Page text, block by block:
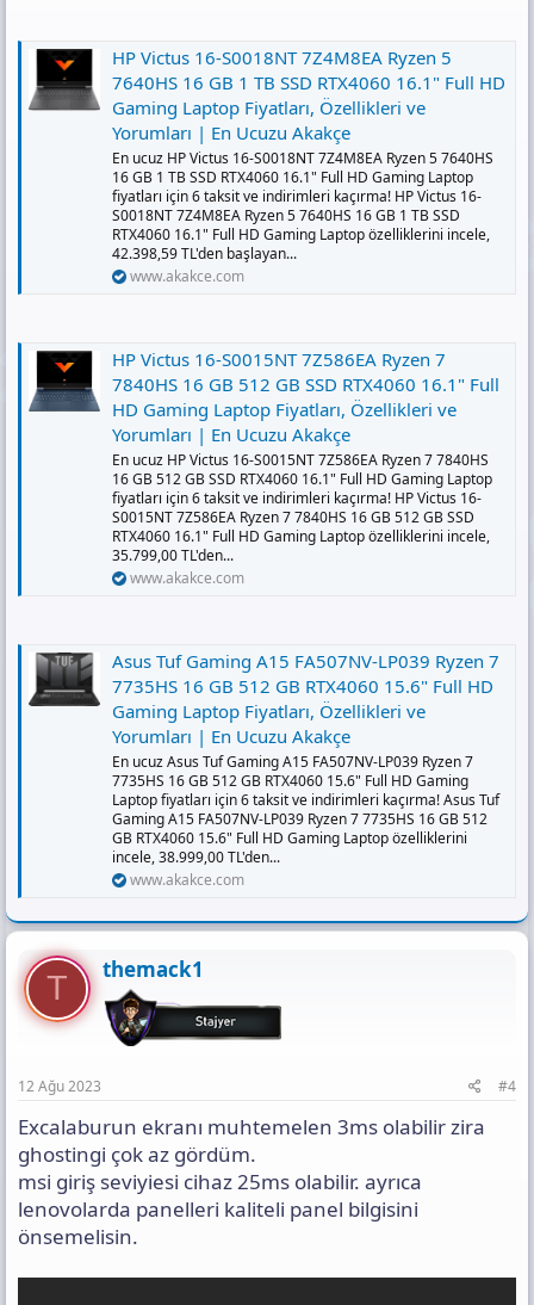
HP Victus 16-S0018NT 7Z4M8EA Ryzen 5
7640HS 16 GB 1 TB SSD RTX4060 16.1" Full HD
Gaming Laptop Fiyatları, Özellikleri ve
Yorumları | En Ucuzu Akakçe
En ucuz HP Victus 16-S0018NT 7Z4M8EA Ryzen 5 7640HS
16 GB 1 TB SSD RTX4060 16.1" Full HD Gaming Laptop
fiyatları için 6 taksit ve indirimleri kaçırma! HP Victus 16-
S0018NT 7Z4M8EA Ryzen 5 7640HS 16 GB 1 TB SSD
RTX4060 16.1" Full HD Gaming Laptop özelliklerini incele,
42.398,59 TL'den başlayan...
www.akakce.com
HP Victus 16-S0015NT 7Z586EA Ryzen 7
7840HS 16 GB 512 GB SSD RTX4060 16.1" Full
HD Gaming Laptop Fiyatları, Özellikleri ve
Yorumları | En Ucuzu Akakçe
En ucuz HP Victus 16-S0015NT 7Z586EA Ryzen 7 7840HS
16 GB 512 GB SSD RTX4060 16.1" Full HD Gaming Laptop
fiyatları için 6 taksit ve indirimleri kaçırma! HP Victus 16-
S0015NT 7Z586EA Ryzen 7 7840HS 16 GB 512 GB SSD
RTX4060 16.1" Full HD Gaming Laptop özelliklerini incele,
35.799,00 TL'den...
www.akakce.com
Asus Tuf Gaming A15 FA507NV-LP039 Ryzen 7
7735HS 16 GB 512 GB RTX4060 15.6" Full HD
Gaming Laptop Fiyatları, Özellikleri ve
Yorumları | En Ucuzu Akakçe
En ucuz Asus Tuf Gaming A15 FA507NV-LP039 Ryzen 7
7735HS 16 GB 512 GB RTX4060 15.6" Full HD Gaming
Laptop fiyatları için 6 taksit ve indirimleri kaçırma! Asus Tuf
Gaming A15 FA507NV-LP039 Ryzen 7 7735HS 16 GB 512
GB RTX4060 15.6" Full HD Gaming Laptop özelliklerini
incele, 38.999,00 TL'den...
www.akakce.com
T themack1
12 Ağu 2023 #4
Excalaburun ekranı muhtemelen 3ms olabilir zira
ghostingi çok az gördüm.
msi giriş seviyiesi cihaz 25ms olabilir. ayrıca
lenovolarda panelleri kaliteli panel bilgisini
önsemelisin.